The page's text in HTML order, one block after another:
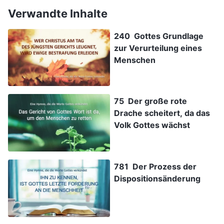
Verwandte Inhalte
240 Gottes Grundlage
zur Verurteilung eines
Menschen
75 Der große rote
Drache scheitert, da das
Volk Gottes wächst
781 Der Prozess der
Dispositionsänderung